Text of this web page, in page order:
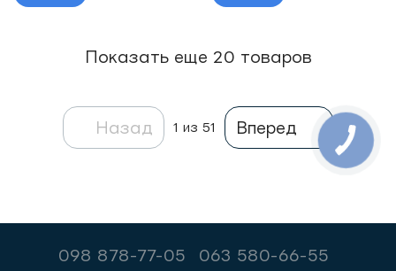
Показать еще 20 товаров
Назад 1 из 51 Вперед
098 878-77-05 063 580-66-55